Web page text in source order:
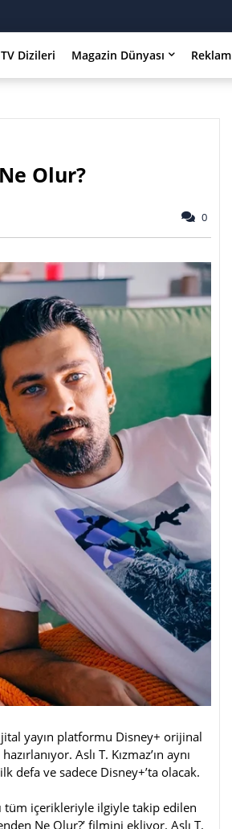
TV Dizileri Magazin Dünyası Reklam
Olur?
0
yayın platformu Disney+ orijinal
Aslı T. Kızmaz’ın aynı
defa ve sadece Disney+’ta olacak.
tüm içerikleriyle ilgiyle takip edilen
Ne Olur?’ filmini ekliyor. Aslı T.